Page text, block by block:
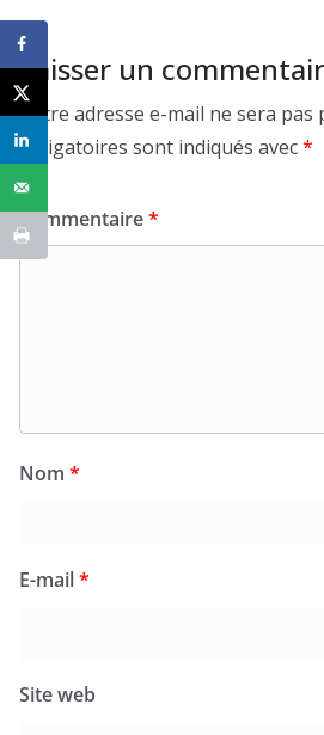
Laisser un
Votre adresse e-mail ne sera pas
obligatoires sont indiqués avec*
Commentaire*
Nom *
E-mail*
Site web